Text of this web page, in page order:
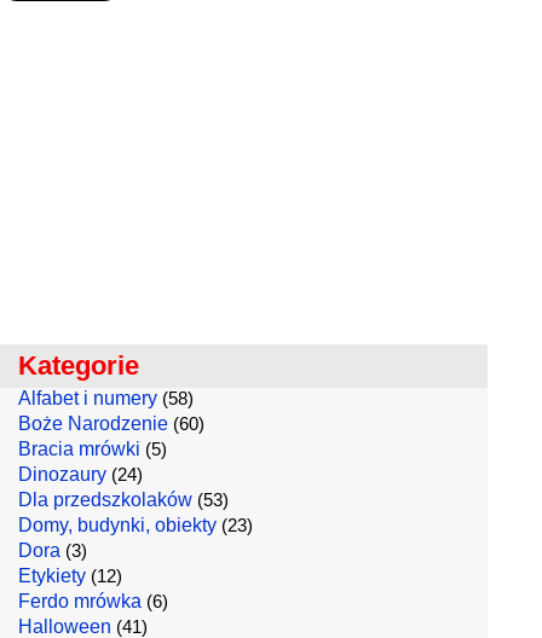
Kategorie
Alfabet i numery (58)
Boże Narodzenie (60)
Bracia mrówki (5)
Dinozaury (24)
Dla przedszkolaków (53)
Domy, budynki, obiekty (23)
Dora (3)
Etykiety (12)
Ferdo mrówka (6)
Halloween (41)